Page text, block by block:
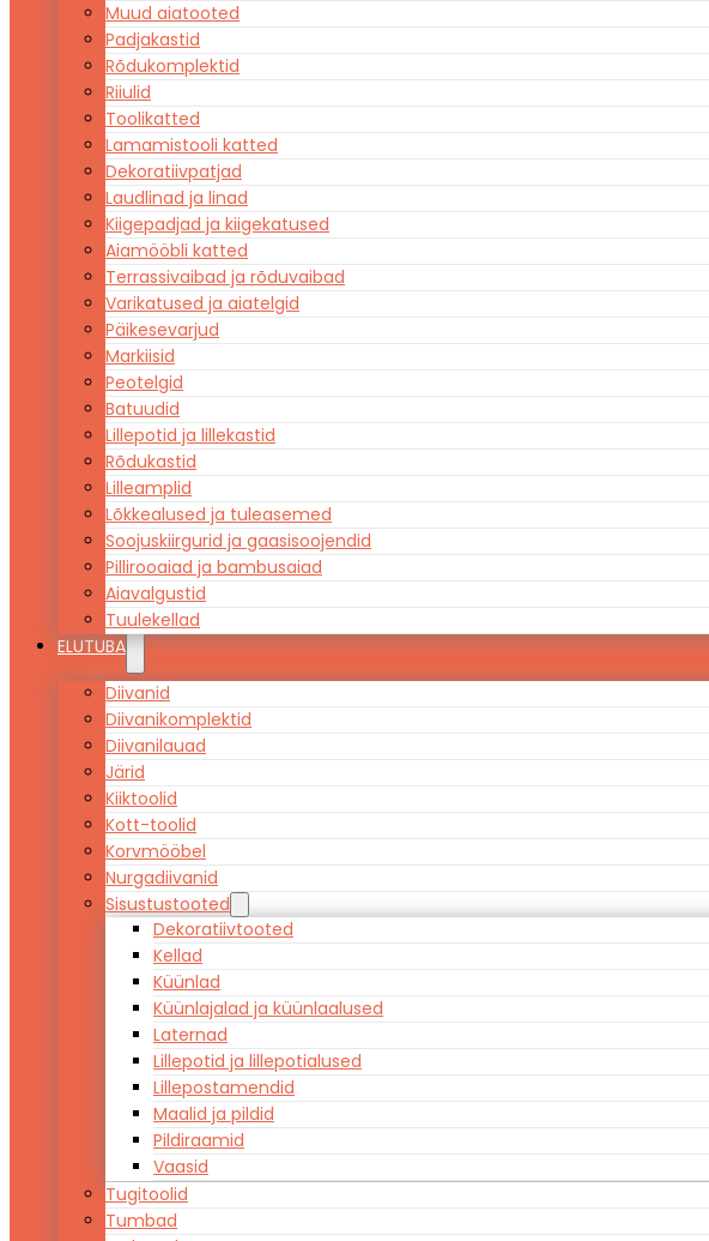
Muud aiatooted
Padjakastid
Rõdukomplektid
Riiulid
Toolikatted
Lamamistooli katted
Dekoratiivpatjad
Laudlinad ja linad
Kiigepadjad ja kiigekatused
Aiamööbli katted
Terrassivaibad ja rõduvaibad
Varikatused ja aiatelgid
Päikesevarjud
Markiisid
Peotelgid
Batuudid
Lillepotid ja lillekastid
Rõdukastid
Lilleamplid
Lõkkealused ja tuleasemed
Soojuskiirgurid ja gaasisoojendid
Pillirooaiad ja bambusaiad
Aiavalgustid
Tuulekellad
ELUTUBA
Diivanid
Diivanikomplektid
Diivanilauad
Järid
Kiiktoolid
Kott-toolid
Korvmööbel
Nurgadiivanid
Sisustustooted
Dekoratiivtooted
Kellad
Küünlad
Küünlajalad ja küünlaalused
Laternad
Lillepotid ja lillepotialused
Lillepostamendid
Maalid ja pildid
Pildiraamid
Vaasid
Tugitoolid
Tumbad